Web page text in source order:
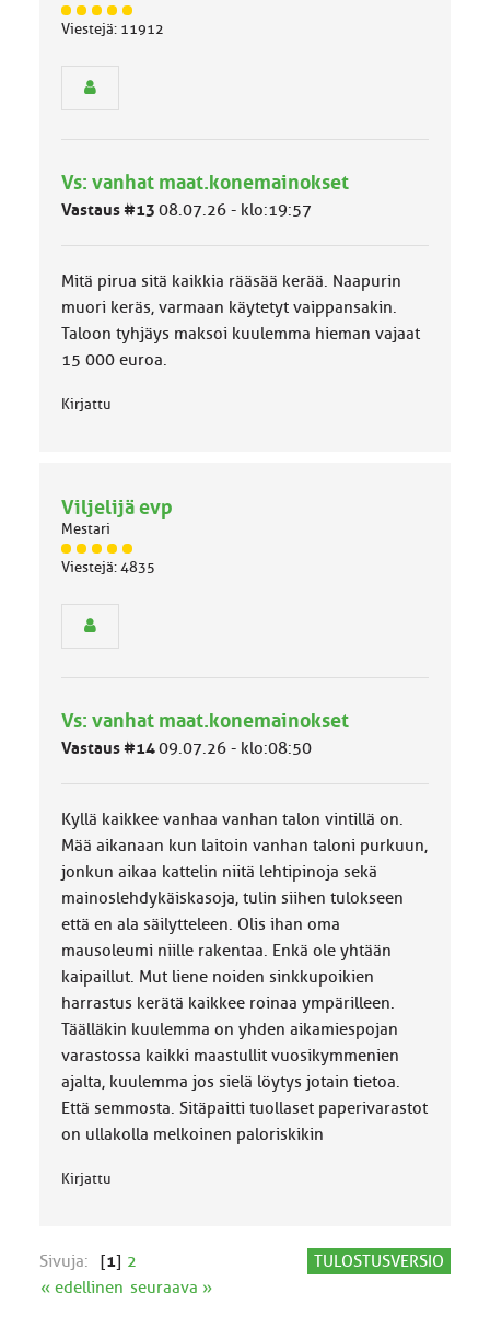
J
ä
m
ä
k
k
a
Viestejä: 11912
Vs: vanhat maat.konemainokset
Vastaus #13 08.07.26 - klo:19:57
Mitä pirua sitä kaikkia rääsää kerää. Naapurin
muori keräs, varmaan käytetyt vaippansakin.
Taloon tyhjäys maksoi kuulemma hieman vajaat
15 000 euroa.
Kirjattu
Viljelijä evp
Mestari
J
ä
m
ä
k
k
a
:
Viestejä: 4835
Vs: vanhat maat.konemainokset
Vastaus #1409.07.26 - klo:08:50
Kyllä kaikkee vanhaa vanhan talon vintillä on.
Mää aikanaan kun laitoin vanhan taloni purkuun,
jonkun aikaa kattelin niitä lehtipinoja sekä
mainoslehdykäiskasoja, tulin siihen tulokseen
että en ala säilytteleen. Olis ihan oma
mausoleumi niille rakentaa. Enkä ole yhtään
kaipaillut. Mut liene noiden sinkkupoikien
harrastus kerätä kaikkee roinaa ympärilleen.
Täälläkin kuulemma on yhden aikamiespojan
varastossa kaikki maastullit vuosikymmenien
ajalta, kuulemma jos sielä löytys jotain tietoa.
Että semmosta. Sitäpaitti tuollaset paperivarastot
on ullakolla melkoinen paloriskikin
Kirjattu
TULOSTUSVERSIO
Sivuja: [1] 2
« edellinen seuraava »